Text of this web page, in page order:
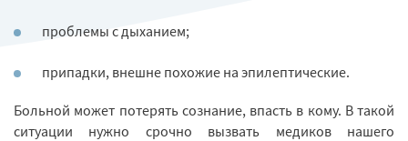
проблемы с дыханием;
припадки, внешне похожие на эпилептические.
Больной может потерять сознание, впасть в кому. В такой
ситуации нужно срочно вызвать медиков нашего